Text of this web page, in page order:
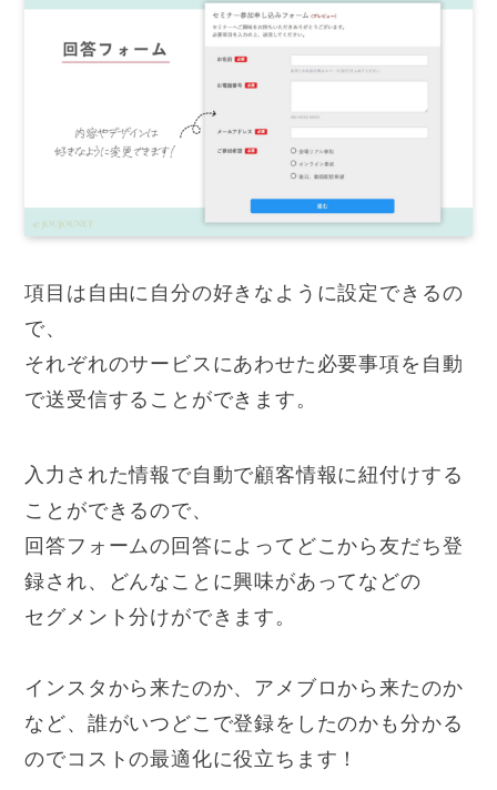
項目は自由に自分の好きなように設定できるの
で、
それぞれのサービスにあわせた必要事項を自動
で送受信することができます。
入力された情報で自動で顧客情報に紐付けする
ことができるので、
回答フォームの回答によってどこから友だち登
録され、どんなことに興味があってなどの
セグメント分けができます。
インスタから来たのか、アメブロから来たのか
など、誰がいつどこで登録をしたのかも分かる
のでコストの最適化に役立ちます！